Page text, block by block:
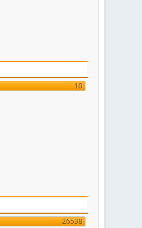
10
26538